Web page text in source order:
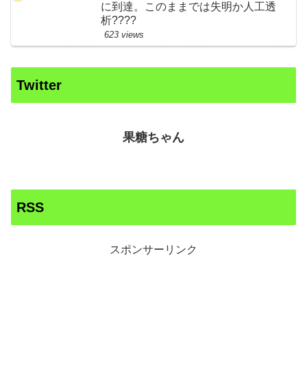
に到達。このままでは失明か人工透
析????
623 views
Twitter
果糖ちゃん
RSS
スポンサーリンク